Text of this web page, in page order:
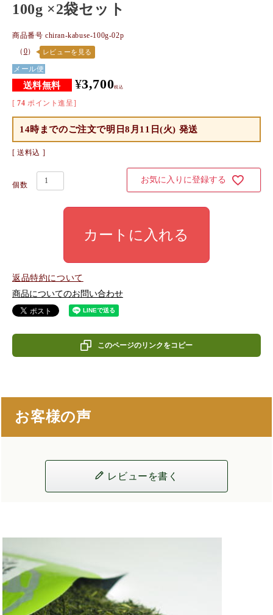
100g ×2袋セット
商品番号 chiran-kabuse-100g-02p
（ 0） レビューを見る
メール便
¥3,700税込
[ 74 ポイント進呈]
14時までのご注文で明日8月11日(火) 発送
送料込
お気に入りに登録する
カートに入れる
返品特約について
商品についてのお問い合わせ
このページのリンクをコピー
お客様の声
レビューを書く